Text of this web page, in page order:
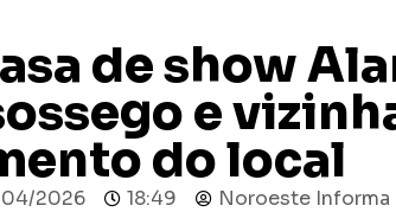
de show
e
do local
2026 18:49 Noroeste Informa